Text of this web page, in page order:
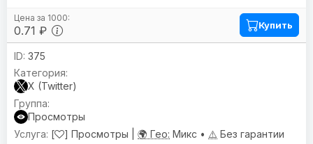
0.71 ₽ Купить
375
X (Twitter)
Просмотры
[
] Просмотры | 🌍 Гео: Микс • ⚠️ Без гарантии